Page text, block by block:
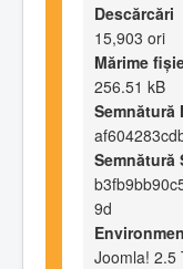
Descărcări
15,903 ori
Mărime
256.51 kB
Semnătură
Semnătură
9d
Joomla! 2.5